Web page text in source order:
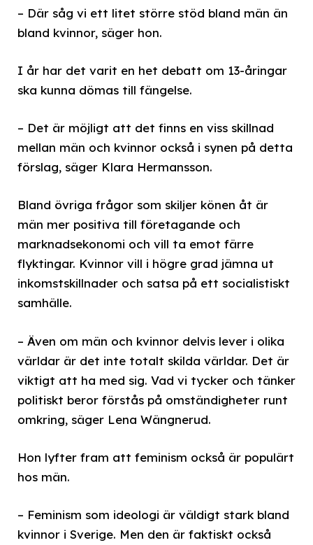
– Där såg vi ett litet större stöd bland män än
bland kvinnor, säger hon.
I år har det varit en het debatt om 13-åringar
ska kunna dömas till fängelse.
– Det är möjligt att det finns en viss skillnad
mellan män och kvinnor också i synen på detta
förslag, säger Klara Hermansson.
Bland övriga frågor som skiljer könen åt är
män mer positiva till företagande och
marknadsekonomi och vill ta emot färre
flyktingar. Kvinnor vill i högre grad jämna ut
inkomstskillnader och satsa på ett socialistiskt
samhälle.
– Även om män och kvinnor delvis lever i olika
världar är det inte totalt skilda världar. Det är
viktigt att ha med sig. Vad vi tycker och tänker
politiskt beror förstås på omständigheter runt
omkring, säger Lena Wängnerud.
Hon lyfter fram att feminism också är populärt
hos män.
– Feminism som ideologi är väldigt stark bland
kvinnor i Sverige. Men den är faktiskt också